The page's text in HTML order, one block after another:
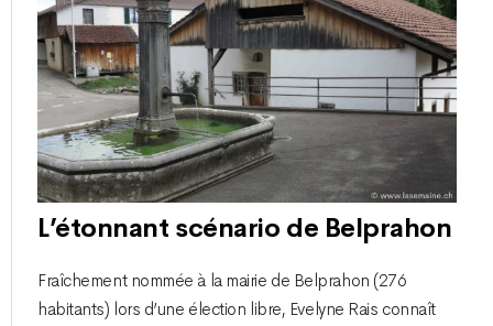
L’étonnant scénario de Belprahon
Fraîchement nommée à la mairie de Belprahon (276
habitants) lors d’une élection libre, Evelyne Rais connaît